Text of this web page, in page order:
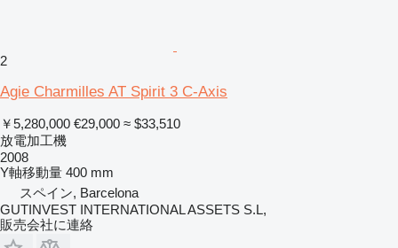
2
Agie Charmilles AT Spirit 3 C-Axis
￥5,280,000 €29,000 ≈ $33,510
放電加工機
2008
Y軸移動量 400 mm
スペイン, Barcelona
GUTINVEST INTERNATIONAL ASSETS S.L,
販売会社に連絡